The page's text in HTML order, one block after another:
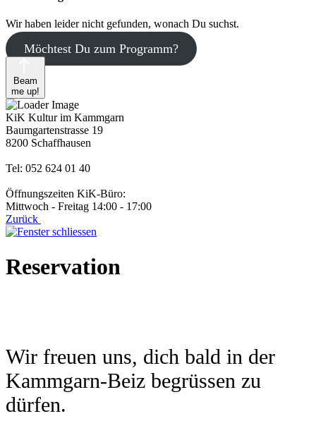
Wir haben leider nicht gefunden, wonach Du suchst.
Möchtest Du zum Programm?
Beam
me up!
KiK Kultur im Kammgarn
Baumgartenstrasse 19
8200 Schaffhausen
Tel: 052 624 01 40
Öffnungszeiten KiK-Büro:
Mittwoch - Freitag 14:00 - 17:00
Zurück
Reservation
Wir freuen uns, dich bald in der
Kammgarn-Beiz begrüssen zu
dürfen.